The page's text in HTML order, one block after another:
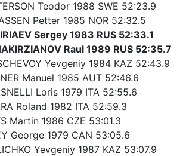
Teodor 1988 SWE 52:23.9
Petter 1985 NOR 52:32.5
Sergey 1983 RUS 52:33.1
Raul 1989 RUS 52:35.7
Yevgeniy 1984 KAZ 52:43.9
Manuel 1985 AUT 52:46.6
Loris 1979 ITA 52:55.6
Roland 1982 ITA 52:59.3
Martin 1986 CZE 53:01.3
George 1979 CAN 53:05.6
Yevgeniy 1987 KAZ 53:07.9